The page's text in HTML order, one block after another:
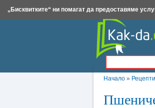
Начало » Рецепти
Insert.bg Framar.bg Kak-da.com Iztochnik.com
„Бисквитките“ ни помагат да предоставяме